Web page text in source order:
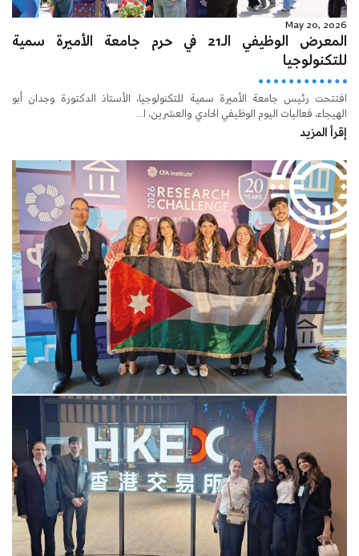
May 20, 2026
المعرض الوظيفي الـ21 في حرم جامعة الأميرة سمية
للتكنولوجيا
افتتحت رئيس جامعة الأميرة سمية للتكنولوجيا، الأستاذ الدكتورة وجدان أبو
الهيجاء، فعاليات اليوم الوظيفي الحادي والعشرين، ا...
إقرأ المزيد